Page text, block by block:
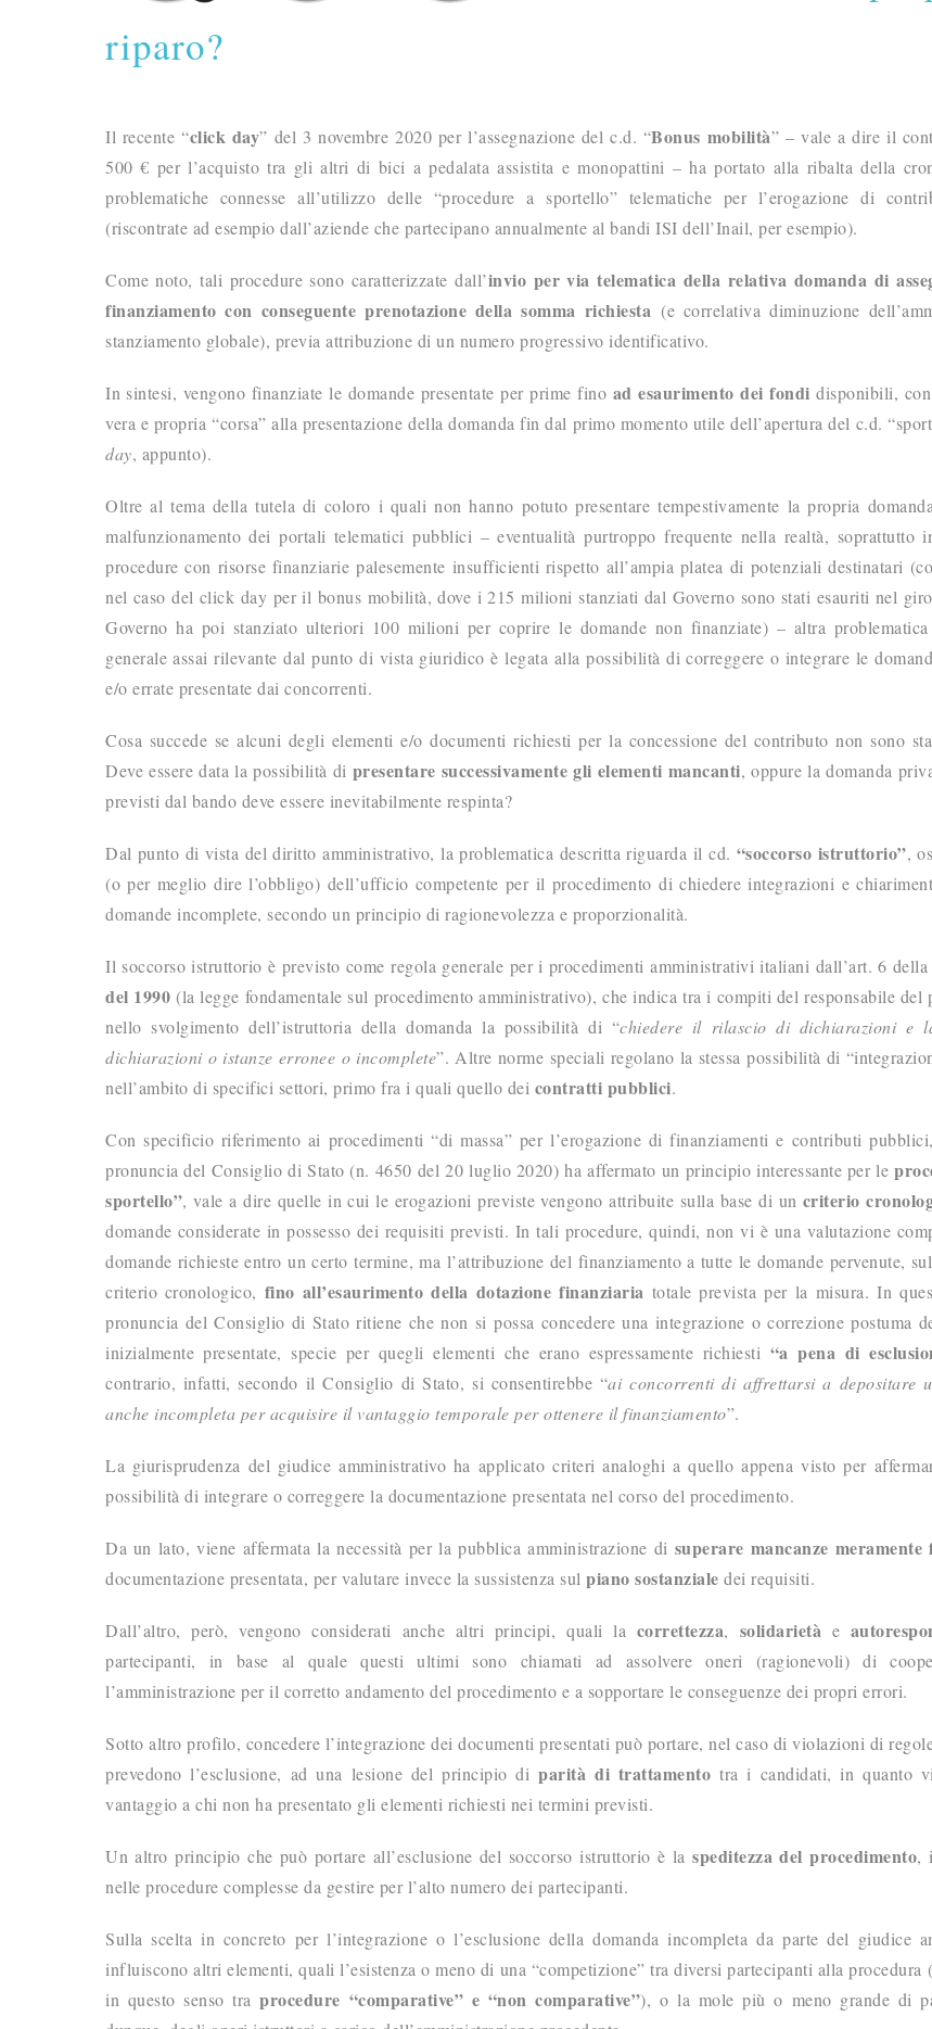
riparo?
Il recente “click day” del 3 novembre 2020 per l’assegnazione del c.d. “Bonus mobilità” – vale a dire il
500 € per l’acquisto tra gli altri di bici a pedalata assistita e monopattini – ha portato alla ribalta della
problematiche connesse all’utilizzo delle “procedure a sportello” telematiche per l’erogazione di
(riscontrate ad esempio dall’aziende che partecipano annualmente al bandi ISI dell’Inail, per esempio).
Come noto, tali procedure sono caratterizzate dall’invio per via telematica della relativa domanda di
finanziamentocon conseguente prenotazione della somma richiesta (e correlativa diminuzione
stanziamento globale), previa attribuzione di un numero progressivo identificativo.
In sintesi, vengono finanziate le domande presentate per prime fino ad esaurimento dei fondi disponibili,
vera e propria “corsa” alla presentazione della domanda fin dal primo momento utile dell’apertura del c.d.
day, appunto).
Oltre al tema della tutela di coloro i quali non hanno potuto presentare tempestivamente la propria
malfunzionamento dei portali telematici pubblici – eventualità purtroppo frequente nella realtà, soprattutto
procedure con risorse finanziarie palesemente insufficienti rispetto all’ampia platea di potenziali destinatari
nel caso del click day per il bonus mobilità, dove i 215 milioni stanziati dal Governo sono stati esauriti nel
Governo ha poi stanziato ulteriori 100 milioni per coprire le domande non finanziate) – altra
generale assai rilevante dal punto di vista giuridico è legata alla possibilità di correggere o integrare le
e/o errate presentate dai concorrenti.
Cosa succede se alcuni degli elementi e/o documenti richiesti per la concessione del contributo non sono
Deve essere data la possibilità di presentare successivamente gli elementi mancanti, oppure la domanda
previsti dal bando deve essere inevitabilmente respinta?
Dal punto di vista del diritto amministrativo, la problematica descritta riguarda il cd. “soccorso istruttorio”,
(o per meglio dire l’obbligo) dell’ufficio competente per il procedimento di chiedere integrazioni e
domande incomplete, secondo un principio di ragionevolezza e proporzionalità.
Il soccorso istruttorio è previsto come regola generale per i procedimenti amministrativi italiani dall’art. 6 della
del 1990 (la legge fondamentale sul procedimento amministrativo), che indica tra i compiti del responsabile del
nello svolgimento dell’istruttoria della domanda la possibilità di “chiedere il rilascio di dichiarazioni e
dichiarazioni o istanze erronee o incomplete”. Altre norme speciali regolano la stessa possibilità di
nell’ambito di specifici settori, primo fra i quali quello dei contratti pubblici.
Con specificio riferimento ai procedimenti “di massa” per l’erogazione di finanziamenti e contributi
pronuncia del Consiglio di Stato (n. 4650 del 20 luglio 2020) ha affermato un principio interessante per le
sportello”, vale a dire quelle in cui le erogazioni previste vengono attribuite sulla base di un criterio
domande considerate in possesso dei requisiti previsti. In tali procedure, quindi, non vi è una valutazione
domande richieste entro un certo termine, ma l’attribuzione del finanziamento a tutte le domande pervenute,
criterio cronologico, fino all’esaurimento della dotazione finanziaria totale prevista per la misura. In
pronuncia del Consiglio di Stato ritiene che non si possa concedere una integrazione o correzione postuma
inizialmente presentate, specie per quegli elementi che erano espressamente richiesti “a pena di
contrario, infatti, secondo il Consiglio di Stato, si consentirebbe “ai concorrenti di affrettarsi a depositare
anche incompleta per acquisire il vantaggio temporale per ottenere il finanziamento”.
La giurisprudenza del giudice amministrativo ha applicato criteri analoghi a quello appena visto per
possibilità di integrare o correggere la documentazione presentata nel corso del procedimento.
Da un lato, viene affermata la necessità per la pubblica amministrazione di superare mancanze
documentazione presentata, per valutare invece la sussistenza sul piano sostanziale dei requisiti.
Dall’altro, però, vengono considerati anche altri principi, quali la correttezza, solidarietà e
partecipanti, in base al quale questi ultimi sono chiamati ad assolvere oneri (ragionevoli) di
l’amministrazione per il corretto andamento del procedimento e a sopportare le conseguenze dei propri errori.
Sotto altro profilo, concedere l’integrazione dei documenti presentati può portare, nel caso di violazioni di
prevedono l’esclusione, ad una lesione del principio diparità di trattamento tra i candidati, in quanto
vantaggio a chi non ha presentato gli elementi richiesti nei termini previsti.
Un altro principio che può portare all’esclusione del soccorso istruttorio è laspeditezza del procedimento,
nelle procedure complesse da gestire per l’alto numero dei partecipanti.
Sulla scelta in concreto per l’integrazione o l’esclusione della domanda incompleta da parte del giudice
influiscono altri elementi, quali l’esistenza o meno di una “competizione” tra diversi partecipanti alla procedura
in questo senso traprocedure “comparative” e “non comparative”), o la mole più o meno grande di